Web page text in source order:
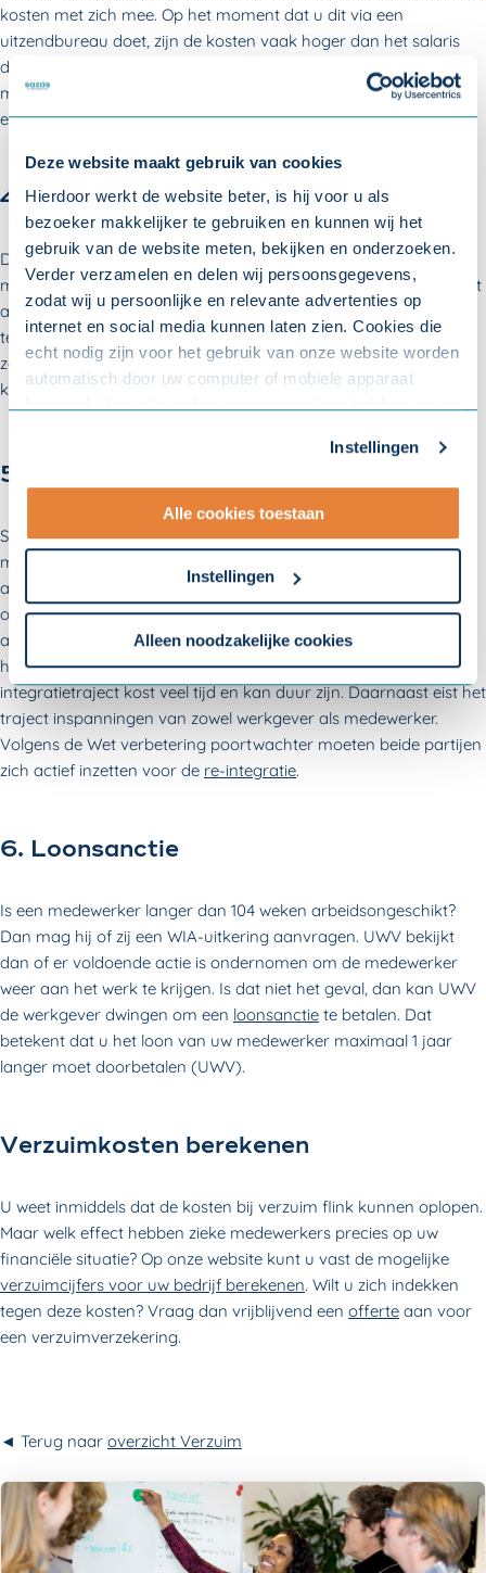
Deze website maakt gebruik van cookies
Hierdoor werkt de website beter, is hij voor u als
bezoeker makkelijker te gebruiken en kunnen wij het
gebruik van de website meten, bekijken en onderzoeken.
Verder verzamelen en delen wij persoonsgegevens,
zodat wij u persoonlijke en relevante advertenties op
internet en social media kunnen laten zien. Cookies die
echt nodig zijn voor het gebruik van onze website worden
automatisch door uw computer of mobiele apparaat
aanpassen. Met uw toestemming delen wij uw gegevens
- Lees hier onzeprivacyverklaringen onze
Om uw toestemmingsvoorkeur te wijzigen, klikt u op
Instellingen
Alle cookies toestaan
Instellingen
Alleen noodzakelijke cookies
kosten met zich mee. Op het moment dat u dit via een
uitzendbureau doet, zijn de kosten vaak hoger dan het salaris
dat u uw medewerker normaal betaalt. Houd hier dus rekening
mee. Daarnaast is een vervanger vaak niet zomaar gevonden
en moet een nieuwe medewerker nog ingewerkt worden.
4. Verzuimbegeleiding
De Wet verbetering poortwachterschrijft voor dat u uw zieke
medewerker vanaf de eerste ziektedag verzuimbegeleiding moet
aanbieden. Dit om hem of haar zo snel mogelijk weer te laten
terugkeren naar de werkvloer. Deze verzuimbegeleiding kunt u
zelf regelen of uitbesteden aan een specialist. In beide gevallen
kost verzuimbegeleiding geld.
5. Re-integratie
Soms is er extra hulp en ondersteuning nodig om een
medewerker te laten terugkeren naar de werkvloer, of naar een
andere functie binnen het bedrijf. Denk bijvoorbeeld aan
opleidingen, trainingen, ondersteuning door een therapeut of
andere zorgprofessional, aanpassing van de werkplek en
hardware en eventuele extra inhuur van een arbodienst. Een re-
integratietraject kost veel tijd en kan duur zijn. Daarnaast eist het
traject inspanningen van zowel werkgever als medewerker.
Volgens de Wet verbetering poortwachter moeten beide partijen
zich actief inzetten voor de re-integratie.
6. Loonsanctie
Is een medewerker langer dan 104 weken arbeidsongeschikt?
Dan mag hij of zij een WIA-uitkering aanvragen. UWV bekijkt
dan of er voldoende actie is ondernomen om de medewerker
weer aan het werk te krijgen. Is dat niet het geval, dan kan UWV
de werkgever dwingen om een loonsanctie te betalen. Dat
betekent dat u het loon van uw medewerker maximaal 1 jaar
langer moet doorbetalen (UWV).
Verzuimkosten berekenen
U weet inmiddels dat de kosten bij verzuim flink kunnen oplopen.
Maar welk effect hebben zieke medewerkers precies op uw
financiële situatie? Op onze website kunt u vast de mogelijke
verzuimcijfers voor uw bedrijf berekenen. Wilt u zich indekken
tegen deze kosten? Vraag dan vrijblijvend een offerte aan voor
een verzuimverzekering.
◄ Terug naar overzicht Verzuim